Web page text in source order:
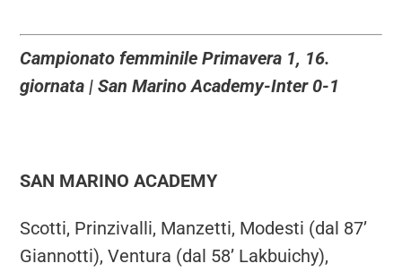
Campionato femminile Primavera 1, 16.
giornata | San Marino Academy-Inter 0-1
SAN MARINO ACADEMY
Scotti, Prinzivalli, Manzetti, Modesti (dal 87’
Giannotti), Ventura (dal 58’ Lakbuichy),